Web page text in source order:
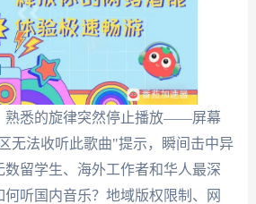
熟悉的旋律突然停止播放——屏幕
无法收听此歌曲"提示，瞬间击中异
数留学生、海外工作者和华人最深
听国内音乐？地域版权限制、网